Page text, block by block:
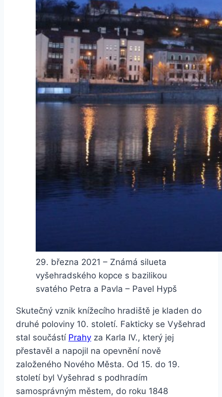
29. března 2021 – Známá silueta
vyšehradského kopce s bazilikou
svatého Petra a Pavla – Pavel Hypš
Skutečný vznik knížecího hradiště je kladen do
druhé poloviny 10. století. Fakticky se Vyšehrad
stal součástí Prahy za Karla IV., který jej
přestavěl a napojil na opevnění nově
založeného Nového Města. Od 15. do 19.
století byl Vyšehrad s podhradím
samosprávným městem, do roku 1848